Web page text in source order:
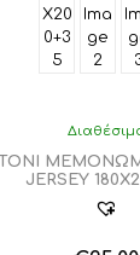
JERSEY